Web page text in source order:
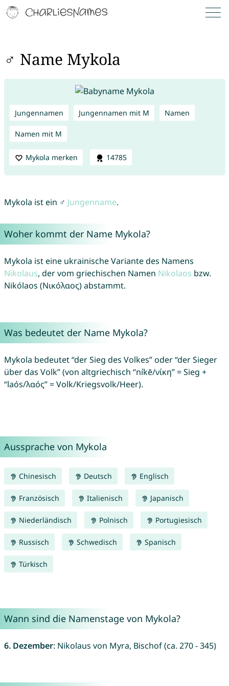
♂ Name Mykola
Jungennamen Jungennamen mit M Namen
Namen mit M
Mykola merken 14785
Mykola ist ein ♂ Jungenname.
Woher kommt der Name Mykola?
Mykola ist eine ukrainische Variante des Namens
Nikolaus, der vom griechischen Namen Nikolaos bzw.
Nikólaos (Νικόλαος) abstammt.
Was bedeutet der Name Mykola?
Mykola bedeutet “der Sieg des Volkes” oder “der Sieger
über das Volk” (von altgriechisch “níkē/νίκη” = Sieg +
“laós/λαός” = Volk/Kriegsvolk/Heer).
Aussprache von Mykola
Chinesisch Deutsch Englisch
Französisch Italienisch Japanisch
Niederländisch Polnisch Portugiesisch
Russisch Schwedisch Spanisch
Türkisch
Wann sind die Namenstage von Mykola?
6. Dezember: Nikolaus von Myra, Bischof (ca. 270 - 345)